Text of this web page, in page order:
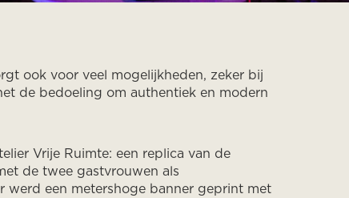
ook voor veel mogelijkheden, zeker bij
de bedoeling om authentiek en modern
Vrije Ruimte: een replica van de
de twee gastvrouwen als
werd een metershoge banner geprint met